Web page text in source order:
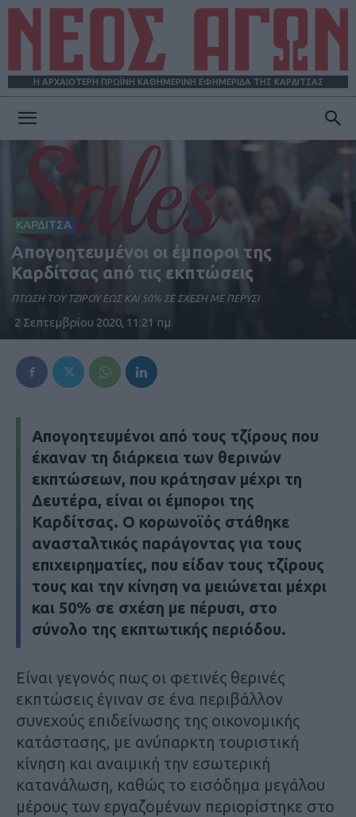
Η ΑΡΧΑΙΟΤΕΡΗ ΠΡΩΪΝΗ ΚΑΘΗΜΕΡΙΝΗ ΕΦΗΜΕΡΙΔΑ ΤΗΣ ΚΑΡΔΙΤΣΑΣ
ΑΓΩΝ
ΚΑΡΔΙΤΣΑ
Απογοητευμένοι οι έμποροι της
Καρδίτσας από τις εκπτώσεις
ΠΤΩΣΗ ΤΟΥ ΤΖΙΡΟΥ ΕΩΣ ΚΑΙ 50% ΣΕ ΣΧΕΣΗ ΜΕ ΠΕΡΥΣΙ
2 Σεπτεμβρίου 2020, 11:21 πμ
Απογοητευμένοι από τους τζίρους που
έκαναν τη διάρκεια των θερινών
εκπτώσεων, που κράτησαν μέχρι τη
Δευτέρα, είναι οι έμποροι της
Καρδίτσας. Ο κορωνοϊός στάθηκε
ανασταλτικός παράγοντας για τους
επιχειρηματίες, που είδαν τους τζίρους
τους και την κίνηση να μειώνεται μέχρι
και 50% σε σχέση με πέρυσι, στο
σύνολο της εκπτωτικής περιόδου.
Είναι γεγονός πως οι φετινές θερινές
εκπτώσεις έγιναν σε ένα περιβάλλον
συνεχούς επιδείνωσης της οικονομικής
κατάστασης, με ανύπαρκτη τουριστική
κίνηση και αναιμική την εσωτερική
κατανάλωση, καθώς το εισόδημα μεγάλου
μέρους των εργαζομένων περιορίστηκε στο